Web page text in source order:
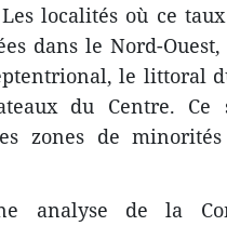
localités où ce
dans le Nord-
le littoral
du Centre. Ce
zones de
analyse de la